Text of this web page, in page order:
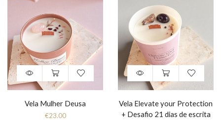
Vela Mulher Deusa
€23.00
Vela Elevate your Protection
+ Desafio 21 dias de escrita